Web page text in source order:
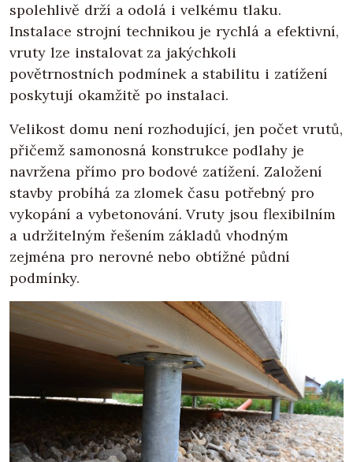
spolehlivě drží a odolá i velkému tlaku.
Instalace strojní technikou je rychlá a efektivní,
vruty lze instalovat za jakýchkoli
povětrnostních podmínek a stabilitu i zatížení
poskytují okamžitě po instalaci.
Velikost domu není rozhodující, jen počet vrutů,
přičemž samonosná konstrukce podlahy je
navržena přímo pro bodové zatížení. Založení
stavby probíhá za zlomek času potřebný pro
vykopání a vybetonování. Vruty jsou flexibilním
a udržitelným řešením základů vhodným
zejména pro nerovné nebo obtížné půdní
podmínky.